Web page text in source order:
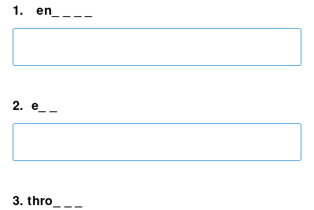
1. en_ _ _ _
2. ​ e_ _
3. ​thro_ _ _